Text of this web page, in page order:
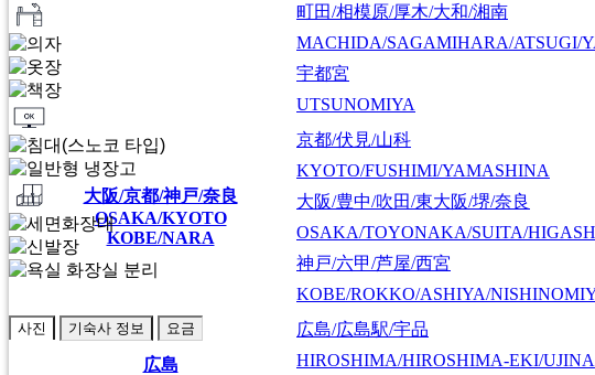
町田/相模原/厚木/大和/湘南
MACHIDA/SAGAMIHARA/ATSUGI/
宇都宮
UTSUNOMIYA
大阪/京都/神戸/奈良
OSAKA/KYOTO
KOBE/NARA
京都/伏見/山科
KYOTO/FUSHIMI/YAMASHINA
大阪/豊中/吹田/東大阪/堺/奈良
OSAKA/TOYONAKA/SUITA/
神戸/六甲/芦屋/西宮
KOBE/ROKKO/ASHIYA/
広島
広島/広島駅/宇品
HIROSHIMA/HIROSHIMA-EKI/UJINA
사진 기숙사 정보 요금